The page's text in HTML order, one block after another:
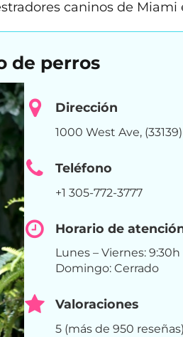
caninos de
de perros
Dirección
1000 West Ave,
Teléfono
+1 305-772-3777
Horario de
Lunes – Viernes: 9:30h
Domingo: Cerrado
Valoraciones
5 (más de 950